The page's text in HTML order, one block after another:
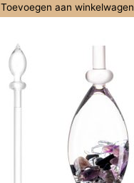
Toevoegen aan winkelwagen